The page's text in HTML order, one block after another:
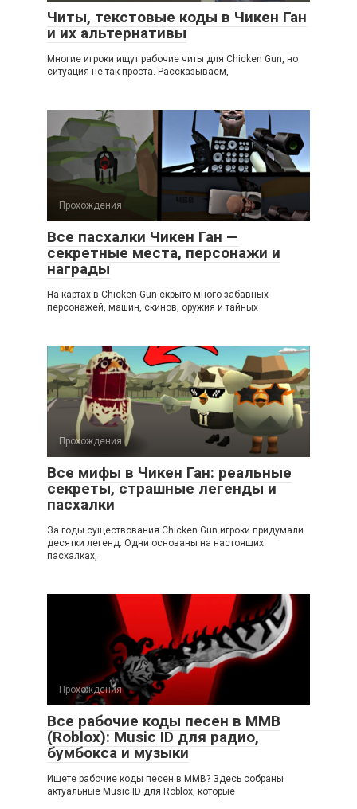
Читы, текстовые коды в Чикен Ган
и их альтернативы
Многие игроки ищут рабочие читы для Chicken Gun, но
ситуация не так проста. Рассказываем,
Прохождения
Все пасхалки Чикен Ган —
секретные места, персонажи и
награды
На картах в Chicken Gun скрыто много забавных
персонажей, машин, скинов, оружия и тайных
Прохождения
Все мифы в Чикен Ган: реальные
секреты, страшные легенды и
пасхалки
За годы существования Chicken Gun игроки придумали
десятки легенд. Одни основаны на настоящих
пасхалках,
Прохождения
Все рабочие коды песен в ММВ
(Roblox): Music ID для радио,
бумбокса и музыки
Ищете рабочие коды песен в ММВ? Здесь собраны
актуальные Music ID для Roblox, которые